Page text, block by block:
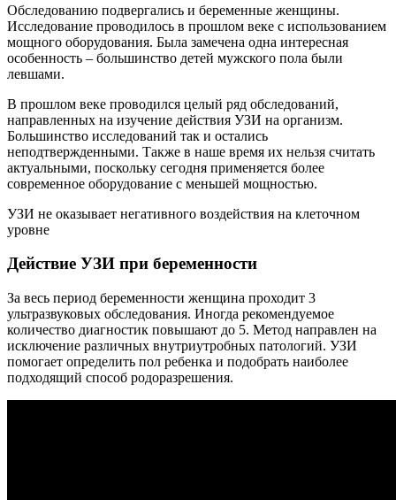
Обследованию подвергались и беременные женщины.
Исследование проводилось в прошлом веке с использованием
мощного оборудования. Была замечена одна интересная
особенность – большинство детей мужского пола были
левшами.
В прошлом веке проводился целый ряд обследований,
направленных на изучение действия УЗИ на организм.
Большинство исследований так и остались
неподтвержденными. Также в наше время их нельзя считать
актуальными, поскольку сегодня применяется более
современное оборудование с меньшей мощностью.
УЗИ не оказывает негативного воздействия на клеточном
уровне
Действие УЗИ при беременности
За весь период беременности женщина проходит 3
ультразвуковых обследования. Иногда рекомендуемое
количество диагностик повышают до 5. Метод направлен на
исключение различных внутриутробных патологий. УЗИ
помогает определить пол ребенка и подобрать наиболее
подходящий способ родоразрешения.